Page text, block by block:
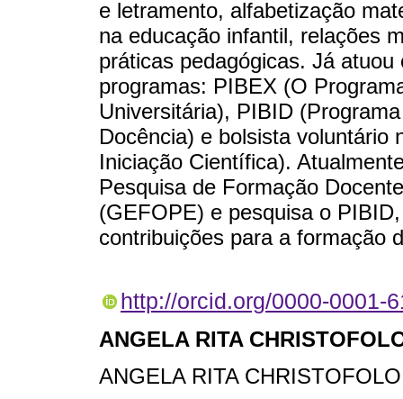
e letramento, alfabetização
na educação infantil, relações
práticas pedagógicas. Já
programas: PIBEX (O
Universitária), PIBID
Docência) e bolsista voluntário
Iniciação Científica).
Pesquisa de Formação
(GEFOPE) e pesquisa o
contribuições para a formação
http://orcid.org/0000-0001-
ANGELA RITA
ANGELA RITA